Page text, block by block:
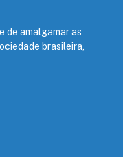
de amalgamar as
brasileira,